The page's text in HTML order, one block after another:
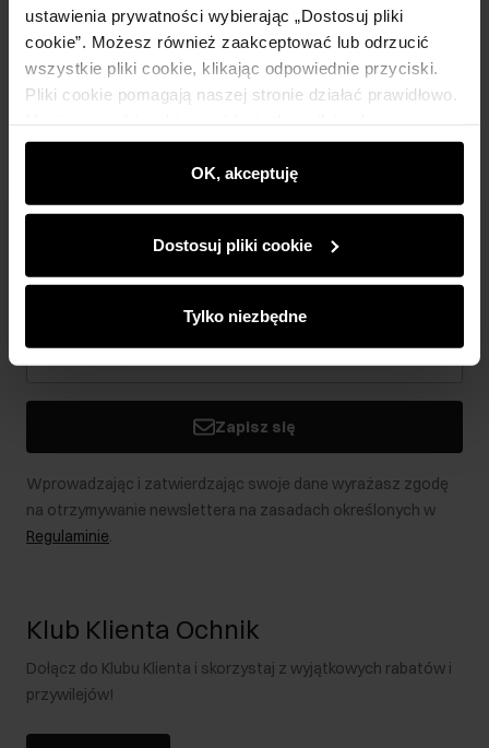
ustawienia prywatności wybierając „Dostosuj pliki
cookie”. Możesz również zaakceptować lub odrzucić
wszystkie pliki cookie, klikając odpowiednie przyciski.
Pliki cookie pomagają naszej stronie działać prawidłowo.
wyświetlać im dopasowane do ich preferencji treści,
rekomendacje oraz komunikaty reklamowe informujące o
najnowszych promocjach w e-sklepie. Informacje o tym,
partnerom społecznościowym, reklamowym i
analitycznym. Partnerzy mogą połączyć te informacje z
podczas korzystania z ich usług.
OK, akceptuję
Dostosuj pliki cookie
Tylko niezbędne
Wybierz rozmiar
Dodaj do koszyka
Newsletter
Bądź na bieżąco z nowościami i promocjami!
Zapisz się
Wprowadzając i zatwierdzając swoje dane wyrażasz zgodę
na otrzymywanie newslettera na zasadach określonych w
Regulaminie.
Klub Klienta Ochnik
Dołącz do Klubu Klienta i skorzystaj z wyjątkowych rabatów i
przywilejów!